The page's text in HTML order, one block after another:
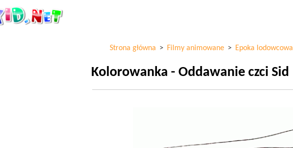
Strona główna > Filmy animowane > Epoka lodowcowa
Kolorowanka - Oddawanie czci Sid